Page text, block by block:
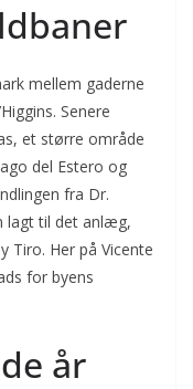
mellem gaderne
Senere
et større område
del Estero og
fra Dr.
lagt til det anlæg,
Tiro. Her på Vicente
for byens
år